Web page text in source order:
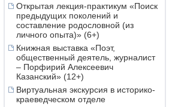
Открытая лекция-практикум «Поиск
предыдущих поколений и
составление родословной (из
личного опыта)» (6+)
Книжная выставка «Поэт,
общественный деятель, журналист
– Порфирий Алексеевич
Казанский» (12+)
Виртуальная экскурсия в историко-
краеведческом отделе